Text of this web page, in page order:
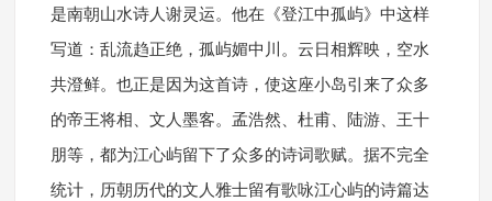
是南朝山水诗人谢灵运。他在《登江中孤屿》中这样
写道：乱流趋正绝，孤屿媚中川。云日相辉映，空水
共澄鲜。也正是因为这首诗，使这座小岛引来了众多
的帝王将相、文人墨客。孟浩然、杜甫、陆游、王十
朋等，都为江心屿留下了众多的诗词歌赋。据不完全
统计，历朝历代的文人雅士留有歌咏江心屿的诗篇达